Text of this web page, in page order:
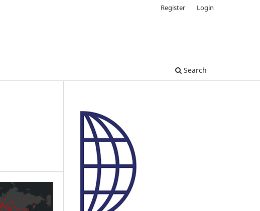
Search
Register Login